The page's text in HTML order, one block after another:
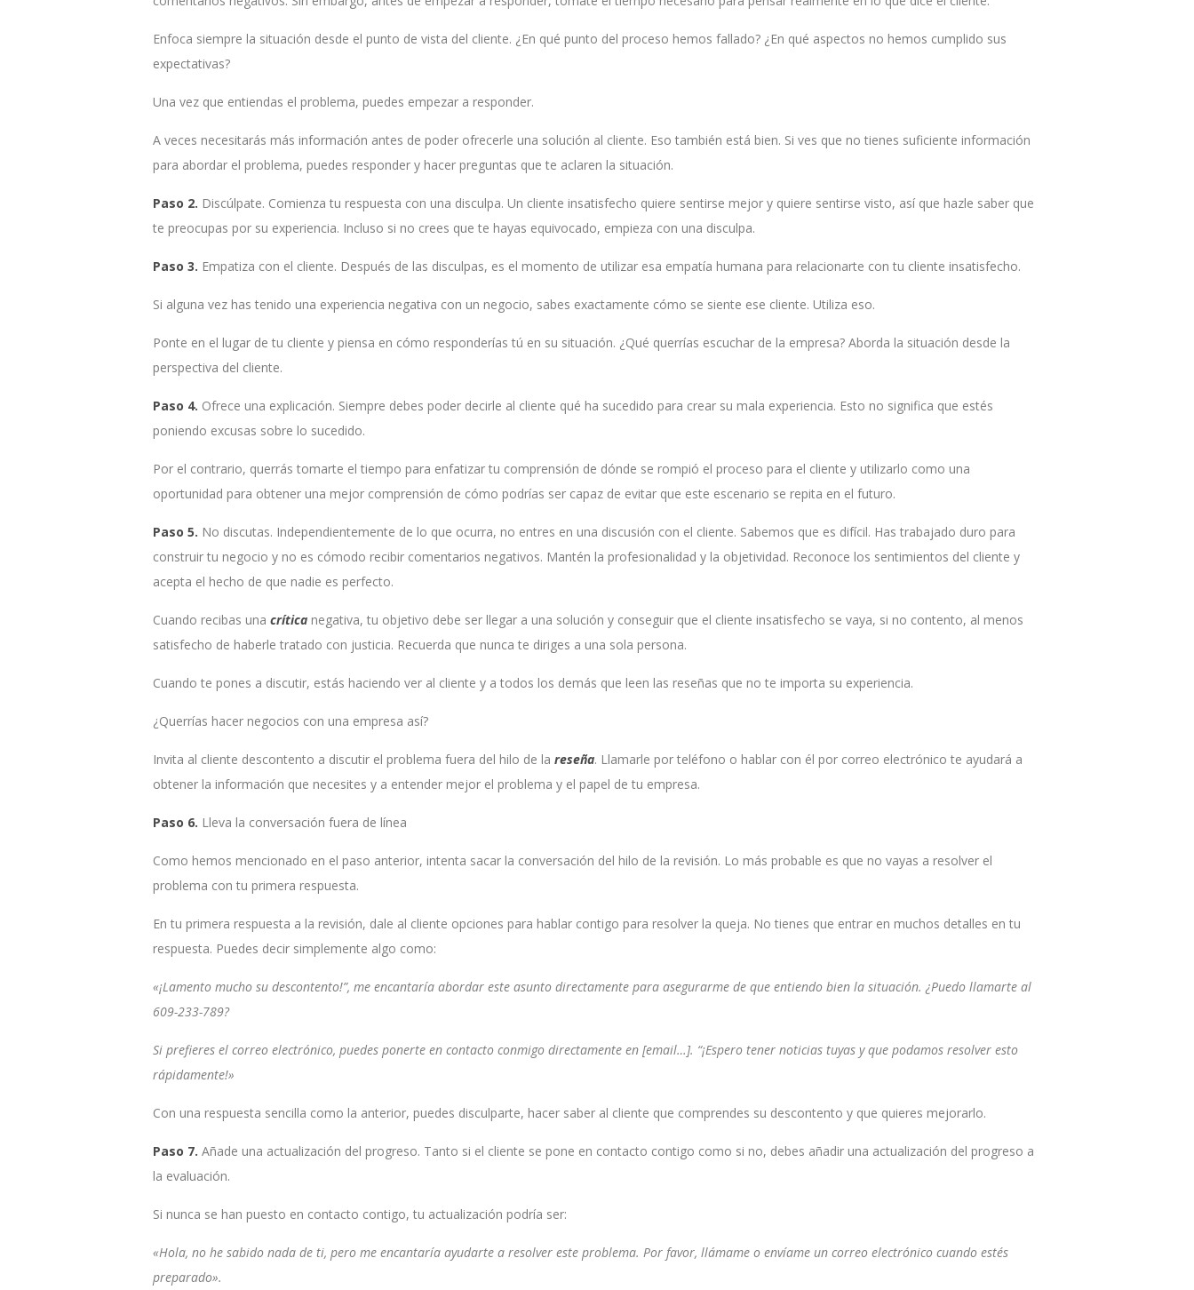
Enfoca siempre la situación desde el punto de vista del cliente. ¿En qué punto del proceso hemos fallado? ¿En qué aspectos no hemos cumplido sus
expectativas?
Una vez que entiendas el problema, puedes empezar a responder.
A veces necesitarás más información antes de poder ofrecerle una solución al cliente. Eso también está bien. Si ves que no tienes suficiente información
para abordar el problema, puedes responder y hacer preguntas que te aclaren la situación.
Paso 2. Discúlpate. Comienza tu respuesta con una disculpa. Un cliente insatisfecho quiere sentirse mejor y quiere sentirse visto, así que hazle saber que
te preocupas por su experiencia. Incluso si no crees que te hayas equivocado, empieza con una disculpa.
Paso 3. Empatiza con el cliente. Después de las disculpas, es el momento de utilizar esa empatía humana para relacionarte con tu cliente insatisfecho.
Si alguna vez has tenido una experiencia negativa con un negocio, sabes exactamente cómo se siente ese cliente. Utiliza eso.
Ponte en el lugar de tu cliente y piensa en cómo responderías tú en su situación. ¿Qué querrías escuchar de la empresa? Aborda la situación desde la
perspectiva del cliente.
Paso 4. Ofrece una explicación. Siempre debes poder decirle al cliente qué ha sucedido para crear su mala experiencia. Esto no significa que estés
poniendo excusas sobre lo sucedido.
Por el contrario, querrás tomarte el tiempo para enfatizar tu comprensión de dónde se rompió el proceso para el cliente y utilizarlo como una
oportunidad para obtener una mejor comprensión de cómo podrías ser capaz de evitar que este escenario se repita en el futuro.
Paso 5. No discutas. Independientemente de lo que ocurra, no entres en una discusión con el cliente. Sabemos que es difícil. Has trabajado duro para
construir tu negocio y no es cómodo recibir comentarios negativos. Mantén la profesionalidad y la objetividad. Reconoce los sentimientos del cliente y
acepta el hecho de que nadie es perfecto.
Cuando recibas una crítica negativa, tu objetivo debe ser llegar a una solución y conseguir que el cliente insatisfecho se vaya, si no contento, al menos
satisfecho de haberle tratado con justicia. Recuerda que nunca te diriges a una sola persona.
Cuando te pones a discutir, estás haciendo ver al cliente y a todos los demás que leen las reseñas que no te importa su experiencia.
¿Querrías hacer negocios con una empresa así?
Invita al cliente descontento a discutir el problema fuera del hilo de la reseña. Llamarle por teléfono o hablar con él por correo electrónico te ayudará a
obtener la información que necesites y a entender mejor el problema y el papel de tu empresa.
Paso 6. Lleva la conversación fuera de línea
Como hemos mencionado en el paso anterior, intenta sacar la conversación del hilo de la revisión. Lo más probable es que no vayas a resolver el
problema con tu primera respuesta.
En tu primera respuesta a la revisión, dale al cliente opciones para hablar contigo para resolver la queja. No tienes que entrar en muchos detalles en tu
respuesta. Puedes decir simplemente algo como:
«¡Lamento mucho su descontento!”, me encantaría abordar este asunto directamente para asegurarme de que entiendo bien la situación. ¿Puedo llamarte al
609-233-789?
Si prefieres el correo electrónico, puedes ponerte en contacto conmigo directamente en [email…]. “¡Espero tener noticias tuyas y que podamos resolver esto
rápidamente!»
Con una respuesta sencilla como la anterior, puedes disculparte, hacer saber al cliente que comprendes su descontento y que quieres mejorarlo.
Paso 7. Añade una actualización del progreso. Tanto si el cliente se pone en contacto contigo como si no, debes añadir una actualización del progreso a
la evaluación.
Si nunca se han puesto en contacto contigo, tu actualización podría ser:
«Hola, no he sabido nada de ti, pero me encantaría ayudarte a resolver este problema. Por favor, llámame o envíame un correo electrónico cuando estés
preparado».